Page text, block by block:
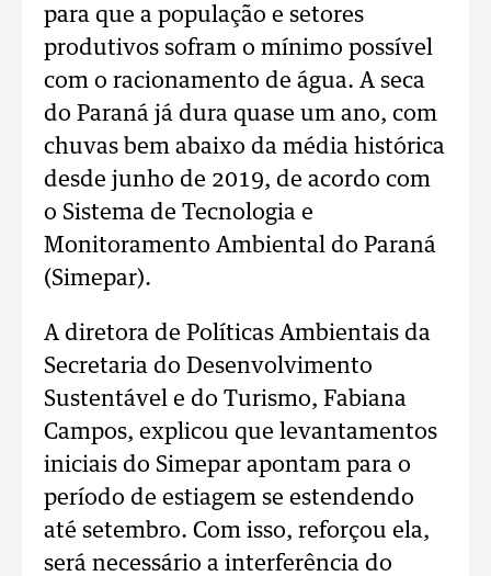
para que a população e setores
produtivos sofram o mínimo possível
com o racionamento de água. A seca
do Paraná já dura quase um ano, com
chuvas bem abaixo da média histórica
desde junho de 2019, de acordo com
o Sistema de Tecnologia e
Monitoramento Ambiental do Paraná
(Simepar).
A diretora de Políticas Ambientais da
Secretaria do Desenvolvimento
Sustentável e do Turismo, Fabiana
Campos, explicou que levantamentos
iniciais do Simepar apontam para o
período de estiagem se estendendo
até setembro. Com isso, reforçou ela,
será necessário a interferência do